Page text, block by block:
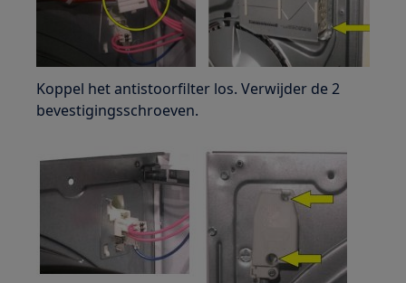
Koppel het antistoorfilter los. Verwijder de 2
bevestigingsschroeven.